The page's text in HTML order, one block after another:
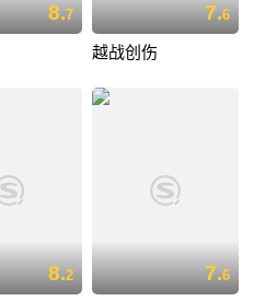
8.7 7.6
越战创伤
8.2 7.6